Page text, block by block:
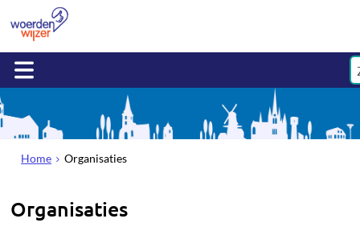
Home Organisaties
Organisaties